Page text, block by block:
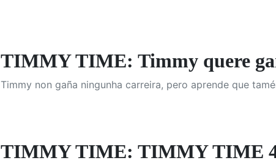
TIMMY TIME: Timmy quere
Timmy non gaña ningunha carreira, pero aprende que
TIMMY TIME: TIMMY TIME